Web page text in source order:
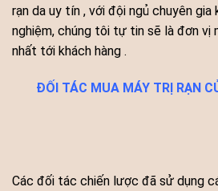
rạn da uy tín , với đội ngủ chuyên gia
nghiệm, chúng tôi tự tin sẽ là đơn vị
nhất tới khách hàng .
ĐỐI TÁC MUA MÁY TRỊ RẠN
Các đối tác chiến lược đã sử dụng